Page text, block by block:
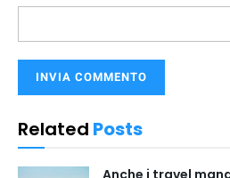
Related Posts
Anche i travel